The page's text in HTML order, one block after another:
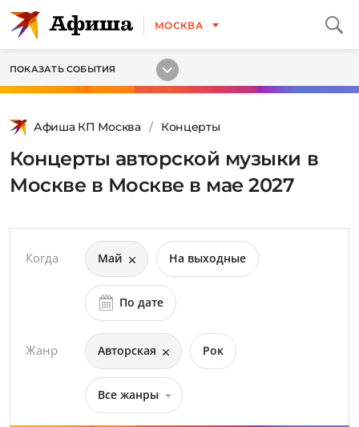
МОСКВА
ПОКАЗАТЬ СОБЫТИЯ
Афиша КП Москва Концерты
Концерты авторской музыки в
Москве в Москве в мае 2027
Когда Май На выходные
По дате
Жанр Авторская Рок
Все жанры